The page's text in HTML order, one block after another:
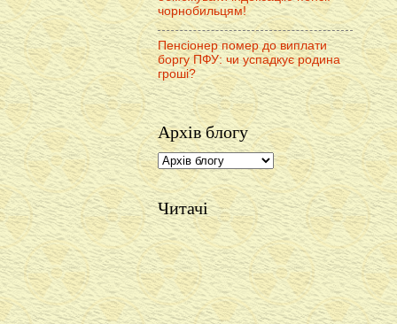
чорнобильцям!
Пенсіонер помер до виплати
боргу ПФУ: чи успадкує родина
гроші?
Архів блогу
Читачі